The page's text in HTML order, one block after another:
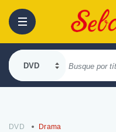
DVD Drama